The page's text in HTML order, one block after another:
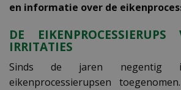
en informatie over de
DE EIKENPROCESSIERUPS
IRRITATIES
Sinds de jaren negentig
eikenprocessierupsen